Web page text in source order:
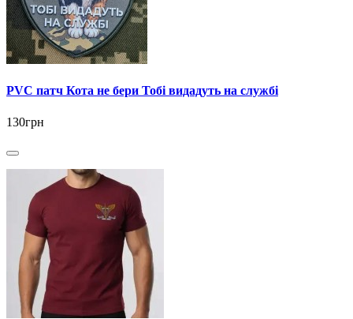
PVC патч Кота не бери Тобі видадуть на службі
130грн